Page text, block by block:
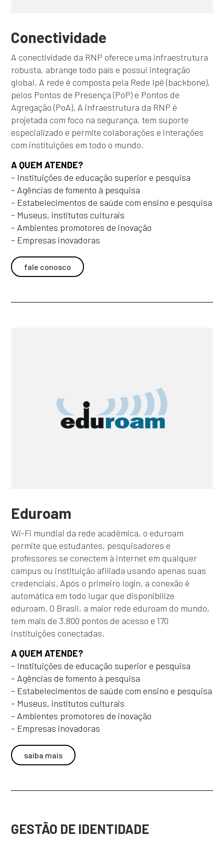
Conectividade
A conectividade da RNP oferece uma infraestrutura
robusta, abrange todo país e possui integração
global. A rede é composta pela Rede Ipê (backbone),
pelos Pontos de Presença (PoP) e Pontos de
Agregação (PoA). A infraestrutura da RNP é
projetada com foco na segurança, tem suporte
especializado e permite colaborações e interações
com instituições em todo o mundo.
A QUEM ATENDE?
– Instituições de educação superior e pesquisa
– Agências de fomento à pesquisa
– Estabelecimentos de saúde com ensino e pesquisa
– Museus, institutos culturais
– Ambientes promotores de inovação
– Empresas inovadoras
fale conosco
Eduroam
Wi-Fi mundial da rede acadêmica, o eduroam
permite que estudantes, pesquisadores e
professores se conectem à internet em qualquer
campus ou instituição afiliada usando apenas suas
credenciais. Após o primeiro login, a conexão é
automática em todo lugar que disponibilize
eduroam. O Brasil, a maior rede eduroam do mundo,
tem mais de 3.800 pontos de acesso e 170
instituições conectadas.
A QUEM ATENDE?
– Instituições de educação superior e pesquisa
– Agências de fomento à pesquisa
– Estabelecimentos de saúde com ensino e pesquisa
– Museus, institutos culturais
– Ambientes promotores de inovação
– Empresas inovadoras
saiba mais
GESTÃO DE IDENTIDADE